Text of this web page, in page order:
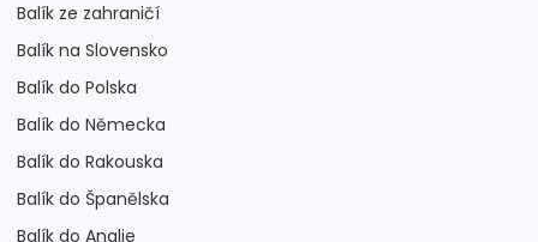
Balík ze zahraničí
Balík na Slovensko
Balík do Polska
Balík do Německa
Balík do Rakouska
Balík do Španělska
Balík do Anglie